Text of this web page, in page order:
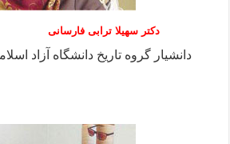
دکتر سهیلا ترابی فارسانی
دانشیار گروه تاریخ دانشگاه آزاد